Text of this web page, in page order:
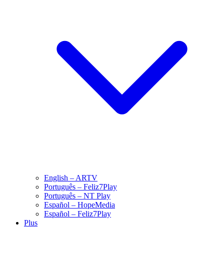
English – ARTV
Português – Feliz7Play
Português – NT Play
Español – HopeMedia
Español – Feliz7Play
Plus